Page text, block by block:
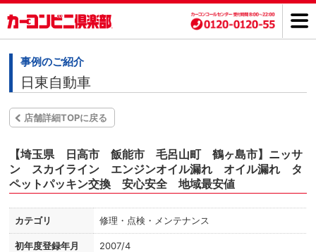
事例のご紹介
日東自動車
店舗詳細TOPに戻る
【埼玉県 日高市 飯能市 毛呂山町 鶴ヶ島市】ニッサ
ン スカイライン エンジンオイル漏れ オイル漏れ タ
ペットパッキン交換 安心安全 地域最安値
カテゴリ 修理・点検・メンテナンス
初年度登録年月 2007/4